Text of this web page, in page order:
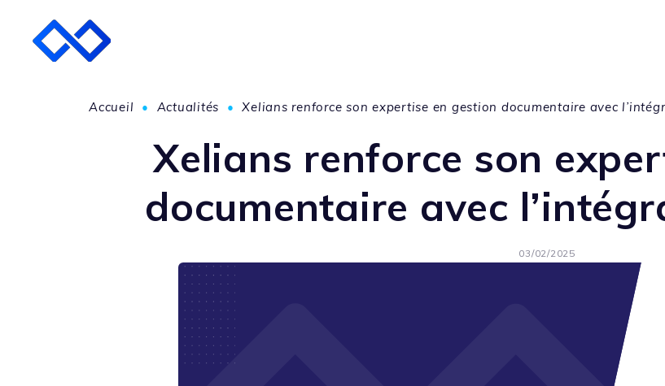
Accueil • Actualités • Xelians renforce son expertise en gestion documentaire avec
Xelians renforce son
documentaire avec
03/02/2025